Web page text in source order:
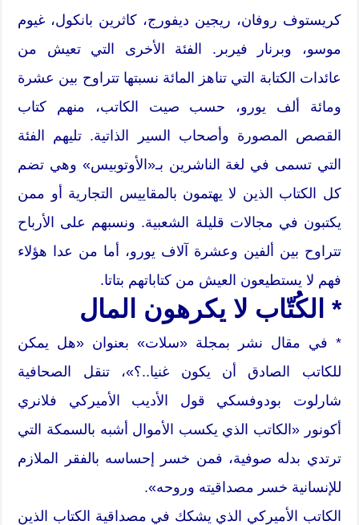
كريستوف روفان، ريجين ديفورج، كاثرين بانكول، غيوم
موسو، وبرنار فيربر. الفئة الأخرى التي تعيش من
عائدات الكتابة التي تناهز المائة نسبتها تتراوح بين عشرة
ومائة ألف يورو، حسب صيت الكاتب، منهم كتاب
القصص المصورة وأصحاب السير الذاتية. تليهم الفئة
التي تسمى في لغة الناشرين بـ«الأوتوبيس» وهي تضم
كل الكتاب الذين لا يهتمون بالمقاييس التجارية أو ممن
يكتبون في مجالات قليلة الشعبية. ونسبهم على الأرباح
تتراوح بين ألفين وعشرة آلاف يورو، أما من عدا هؤلاء
فهم لا يستطيعون العيش من كتاباتهم بتاتا.
* الكُتّاب لا يكرهون المال
* في مقال نشر بمجلة «سلات» بعنوان «هل يمكن
للكاتب الصادق أن يكون غنيا..؟»، تنقل الصحافية
شارلوت بودوفسكي قول الأديب الأميركي فلانري
أكونور «الكاتب الذي يكسب الأموال أشبه بالسمكة التي
ترتدي بدله صوفية، فمن خسر إحساسه بالفقر الملازم
للإنسانية خسر مصداقيته وروحه».
الكاتب الأميركي الذي يشكك في مصداقية الكتاب الذين